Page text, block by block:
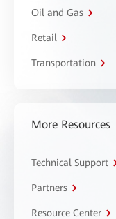
Oil and Gas
Retail
Transportation
More Resources
Technical Support
Partners
Resource Center